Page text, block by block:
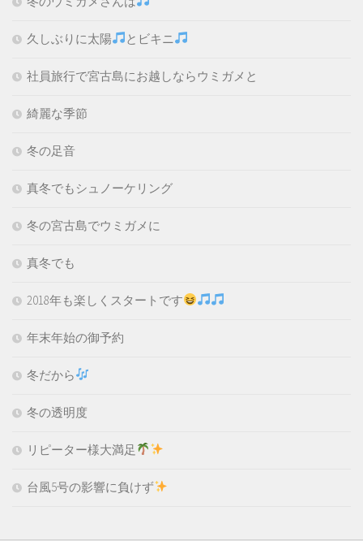
久しぶりに太陽 とビキニ
社員旅行で宮古島にお越しならウミガメと
綺麗な季節
冬の足音
真冬でもシュノーケリング
冬の宮古島でウミガメに
真冬でも
2018年も楽しくスタートです
年末年始の御予約
冬だから
冬の透明度
リピーター様大満足
台風5号の影響に負けず